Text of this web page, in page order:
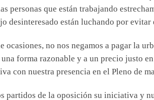
personas que están trabajando
desinteresado están luchando por evitar
ocasiones, no nos negamos a pagar la
forma razonable y a un precio justo
con nuestra presencia en el Pleno de
partidos de la oposición su iniciativa y